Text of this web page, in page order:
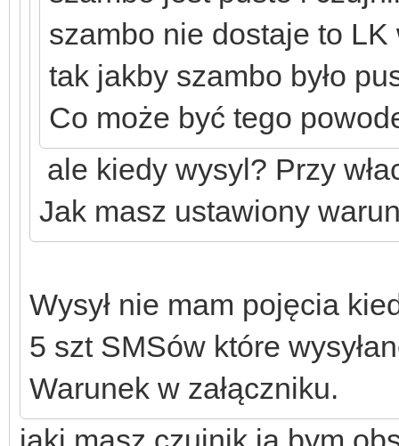
szambo nie dostaje to LK
tak jakby szambo było
Co może być tego
ale kiedy wysyl? Przy
Jak masz ustawiony
Wysył nie mam pojęcia
5 szt SMSów które
Warunek w załączniku.